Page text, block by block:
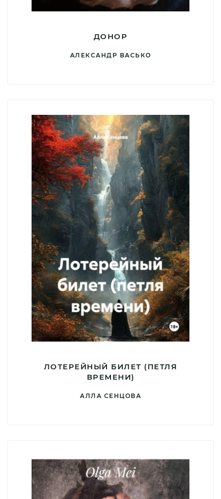
ДОНОР
АЛЕКСАНДР ВАСЬКО
ЛОТЕРЕЙНЫЙ БИЛЕТ (ПЕТЛЯ
ВРЕМЕНИ)
АЛЛА СЕНЦОВА